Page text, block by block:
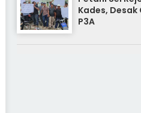
Kades,
P3A